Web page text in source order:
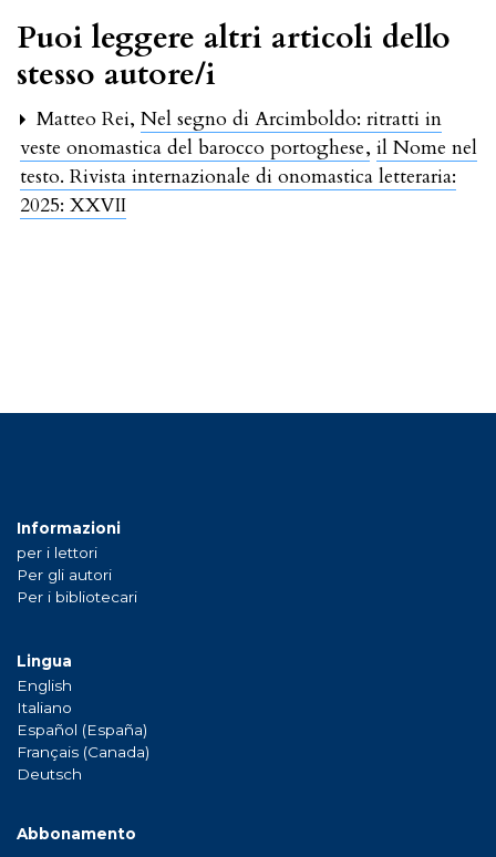
Puoi leggere altri articoli dello
stesso autore/i
Matteo Rei, Nel segno di Arcimboldo: ritratti in
veste onomastica del barocco portoghese, il Nome nel
testo. Rivista internazionale di onomastica letteraria:
2025: XXVII
Informazioni
per i lettori
Per gli autori
Per i bibliotecari
Lingua
English
Italiano
Español (España)
Français (Canada)
Deutsch
Abbonamento